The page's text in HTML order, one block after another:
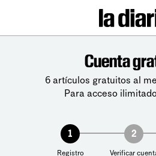
Cuenta
6 artículos gratuitos al
Para acceso
1
Registro
2
Verificar